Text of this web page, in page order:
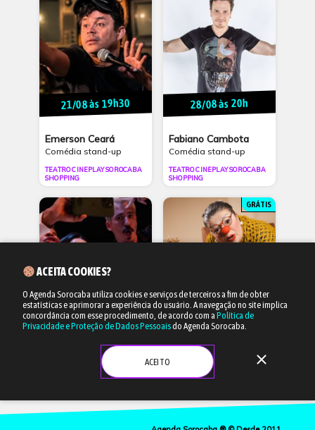
21/08 às 19h30
Emerson Ceará
Comédia stand-up
TEATRO CINEPLAY SOROCABA
SHOPPING
28/08 às 20h
Fabiano Cambota
Comédia stand-up
TEATRO CINEPLAY SOROCABA
SHOPPING
29/08 às 20h
GRÁTIS
30/08 às 15h
“O Caso do Bolinho”
Teatro
ACEITA COOKIES?
O Agenda Sorocaba utiliza cookies e serviços de terceiros a fim de obter
estatísticas e aprimorar a experiência do usuário. A navegação no site implica
concordância com esse procedimento, de acordo com a Política de
Privacidade e Proteção de Dados Pessoaisdo Agenda Sorocaba.
ACEITO close